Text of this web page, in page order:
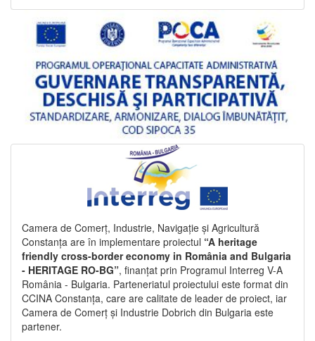
Camera de Comerț, Industrie, Navigație și Agricultură
Constanța are în implementare proiectul “A heritage
friendly cross-border economy in România and Bulgaria
- HERITAGE RO-BG”, finanțat prin Programul Interreg V-A
România - Bulgaria. Parteneriatul proiectului este format din
CCINA Constanța, care are calitate de leader de proiect, iar
Camera de Comerț și Industrie Dobrich din Bulgaria este
partener.